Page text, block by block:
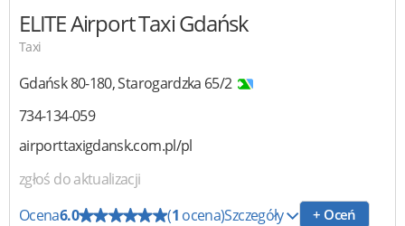
ELITE Airport Taxi Gdańsk
Taxi
Gdańsk80-180,Starogardzka 65/2
734-134-059
airporttaxigdansk.com.pl/pl
zgłoś do aktualizacji
Ocena6.0 (1 ocena)Szczegóły + Oceń